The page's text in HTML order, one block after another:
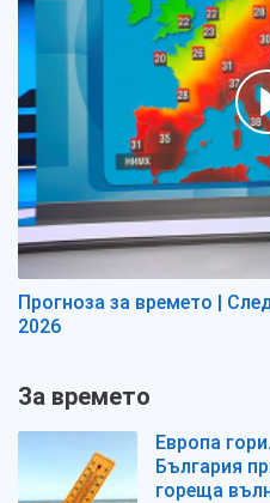
Прогноза за времето |
2026
За времето
Европа
България
гореща